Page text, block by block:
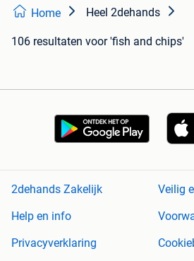
Home Heel 2dehands
106 resultaten voor 'fish and chips'
2dehands Zakelijk
Veilig
Help en info
Privacyverklaring